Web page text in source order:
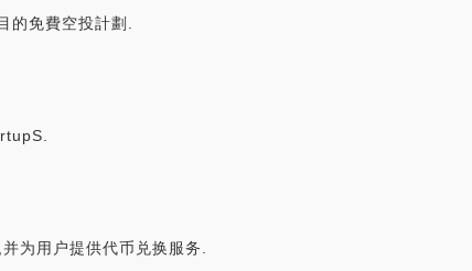
免費空投計劃.
为用户提供代币兑换服务.